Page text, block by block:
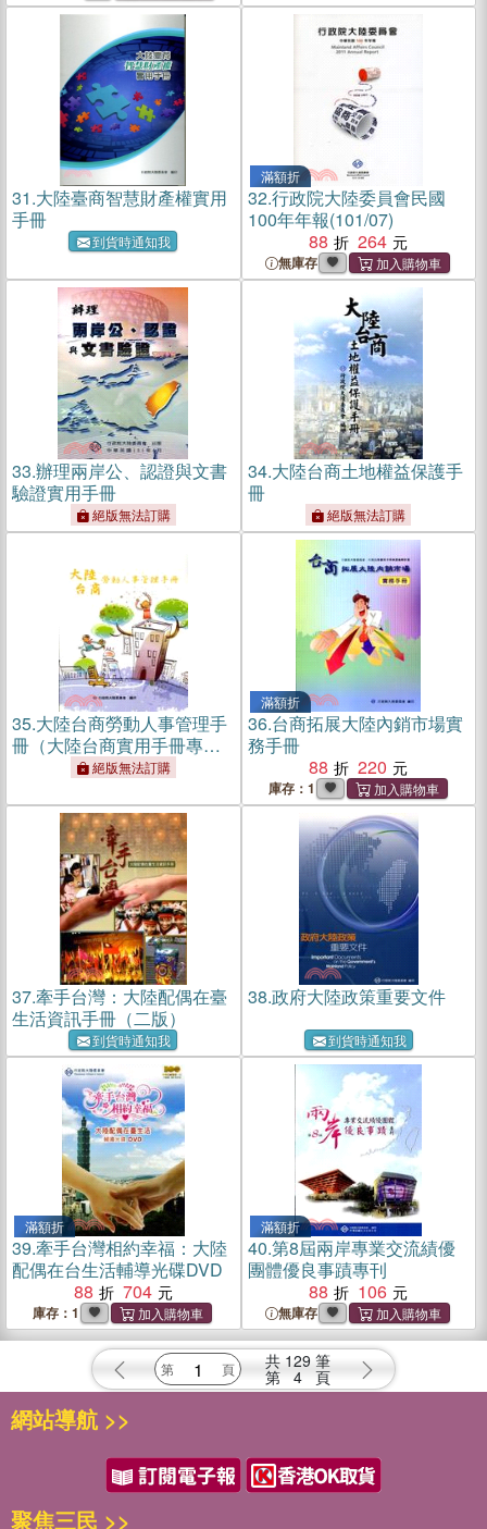
31.大陸臺商智慧財產權實用
手冊
到貨時通知我
滿額折
32.行政院大陸委員會民國
100年年報(101/07)
88
264
無庫存
33.辦理兩岸公、認證與文書
驗證實用手冊
絕版無法訂購
34.大陸台商土地權益保護手
冊
絕版無法訂購
35.大陸台商勞動人事管理手
冊（大陸台商實用手冊專書
編輯計畫）絕版無法訂購
滿額折
36.台商拓展大陸內銷市場實
務手冊
88
220
庫存：1
37.牽手台灣：大陸配偶在臺
生活資訊手冊（二版）
到貨時通知我
38.政府大陸政策重要文件
到貨時通知我
滿額折
39.牽手台灣相約幸福：大陸
配偶在台生活輔導光碟DVD
88
704
庫存：1
滿額折
40.第8屆兩岸專業交流績優
團體優良事蹟專刊
88
106
無庫存
共 129 筆
第 4 頁
網站導航 >>
聚焦三民 >>